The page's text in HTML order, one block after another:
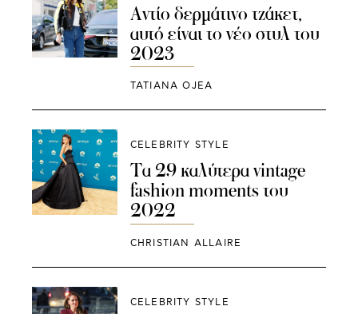
Αντίο δερμάτινο τζάκετ,
αυτό είναι το νέο στυλ του
2023
TATIANA OJEA
CELEBRITY STYLE
Τα 29 καλύτερα vintage
fashion moments του
2022
CHRISTIAN ALLAIRE
CELEBRITY STYLE